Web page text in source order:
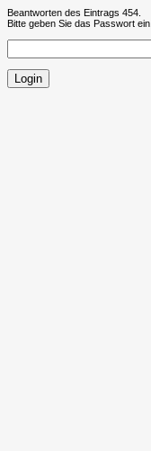
Beantworten des Eintrags 454.
Bitte geben Sie das Passwort ein.